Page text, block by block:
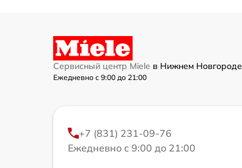
Сервисный центр Miele в Нижнем Новгороде
Ежедневно с 9:00 до 21:00
+7 (831) 231-09-76
Ежедневно с 9:00 до 21:00